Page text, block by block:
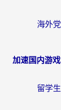
加速国内游戏